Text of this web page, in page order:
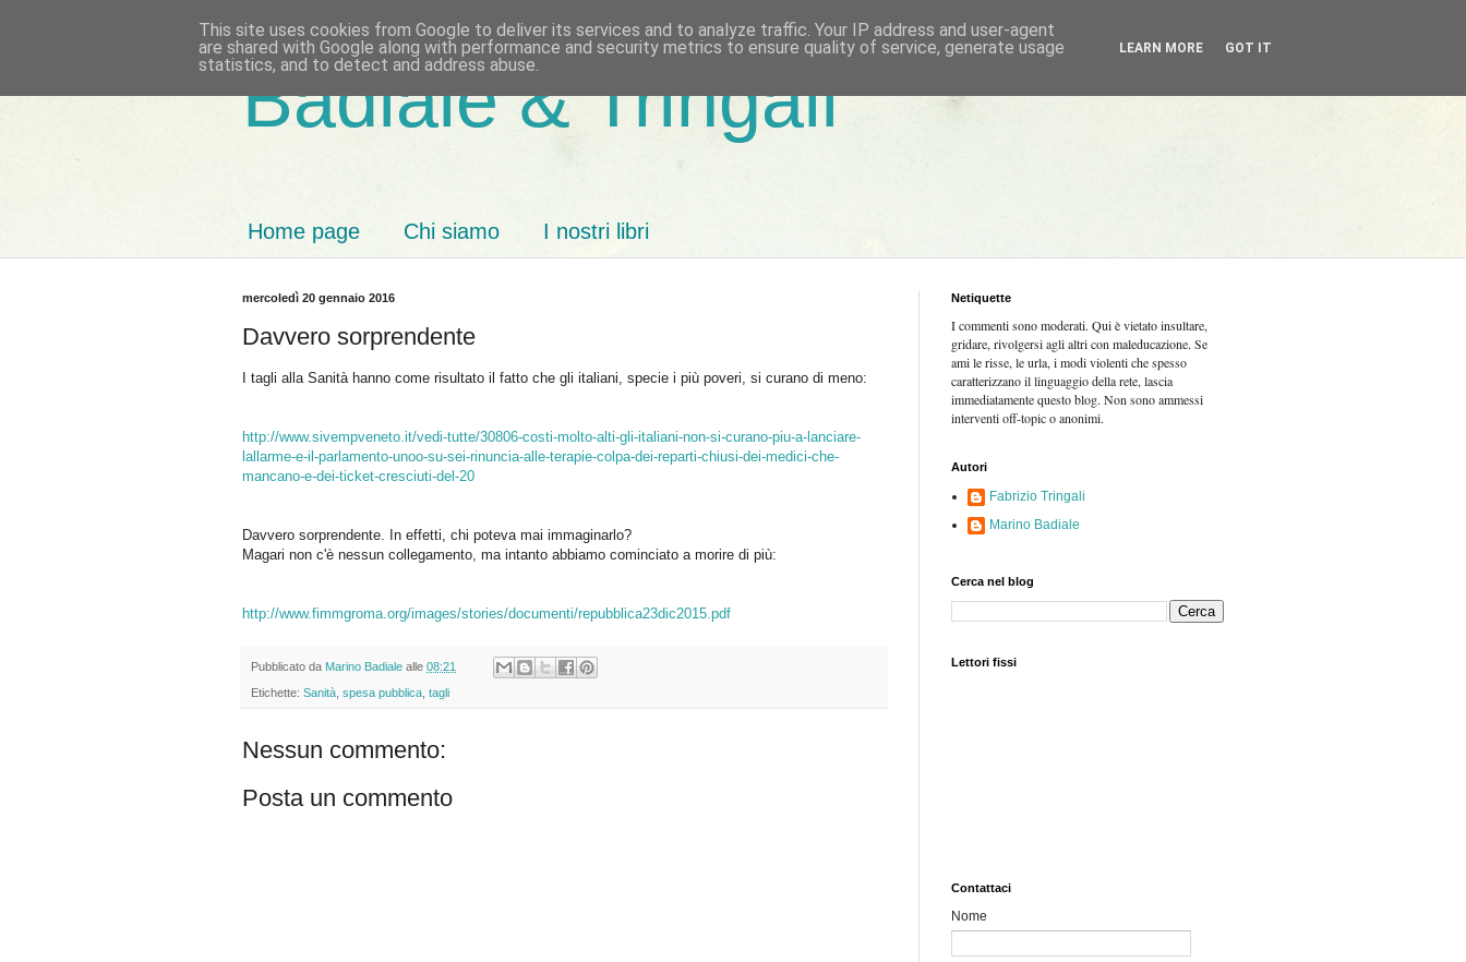
Badiale & Tringali
Home page Chi siamo I nostri libri
mercoledì 20 gennaio 2016
Davvero sorprendente
I tagli alla Sanità hanno come risultato il fatto che gli italiani, specie i più poveri, si curano di meno:
http://www.sivempveneto.it/vedi-tutte/30806-costi-molto-alti-gli-italiani-non-si-curano-piu-a-lanciare-
lallarme-e-il-parlamento-unoo-su-sei-rinuncia-alle-terapie-colpa-dei-reparti-chiusi-dei-medici-che-
mancano-e-dei-ticket-cresciuti-del-20
Davvero sorprendente. In effetti, chi poteva mai immaginarlo?
Magari non c'è nessun collegamento, ma intanto abbiamo cominciato a morire di più:
http://www.fimmgroma.org/images/stories/documenti/repubblica23dic2015.pdf
Pubblicato da Marino Badiale alle 08:21
Etichette: Sanità spesa pubblica tagli
Nessun commento:
Posta un commento
Netiquette
I commenti sono moderati. Qui è vietato insultare,
gridare, rivolgersi agli altri con maleducazione. Se
ami le risse, le urla, i modi violenti che spesso
caratterizzano il linguaggio della rete, lascia
immediatamente questo blog. Non sono ammessi
interventi off-topic o anonimi.
Autori
Fabrizio Tringali
Marino Badiale
Cerca nel blog
Lettori fissi
Contattaci
Nome
This site uses cookies from Google to deliver its services and to analyze traffic. Your IP address and user-agent
are shared with Google along with performance and security metrics to ensure quality of service, generate usage
statistics, and to detect and address abuse.
LEARN MORE GOT IT